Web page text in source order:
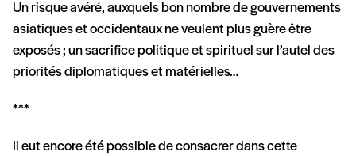
Un risque avéré, auxquels bon nombre de gouvernements
asiatiques et occidentaux ne veulent plus guère être
exposés ; un sacrifice politique et spirituel sur l’autel des
priorités diplomatiques et matérielles…
***
Il eut encore été possible de consacrer dans cette